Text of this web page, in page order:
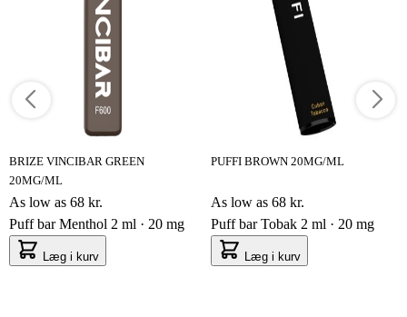
BRIZE VINCIBAR GREEN
20MG/ML
As low as 68 kr.
Puff bar Menthol 2 ml · 20 mg
Læg i kurv
PUFFI BROWN 20MG/ML
As low as 68 kr.
Puff bar Tobak 2 ml · 20 mg
Læg i kurv